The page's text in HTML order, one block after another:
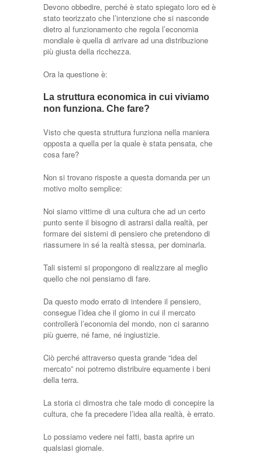
Devono obbedire, perché è stato spiegato loro ed è
stato teorizzato che l’intenzione che si nasconde
dietro al funzionamento che regola l’economia
mondiale è quella di arrivare ad una distribuzione
più giusta della ricchezza.
Ora la questione è:
La struttura economica in cui viviamo
non funziona. Che fare?
Visto che questa struttura funziona nella maniera
opposta a quella per la quale è stata pensata, che
cosa fare?
Non si trovano risposte a questa domanda per un
motivo molto semplice:
Noi siamo vittime di una cultura che ad un certo
punto sente il bisogno di astrarsi dalla realtà, per
formare dei sistemi di pensiero che pretendono di
riassumere in sé la realtà stessa, per dominarla.
Tali sistemi si propongono di realizzare al meglio
quello che noi pensiamo di fare.
Da questo modo errato di intendere il pensiero,
consegue l’idea che il giorno in cui il mercato
controllerà l’economia del mondo, non ci saranno
più guerre, né fame, né ingiustizie.
Ciò perché attraverso questa grande “idea del
mercato” noi potremo distribuire equamente i beni
della terra.
La storia ci dimostra che tale modo di concepire la
cultura, che fa precedere l’idea alla realtà, è errato.
Lo possiamo vedere nei fatti, basta aprire un
qualsiasi giornale.